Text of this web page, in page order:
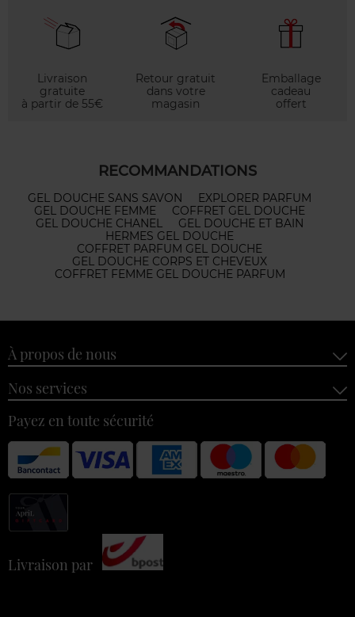
Livraison
gratuite
à partir de 55€
Retour gratuit
dans votre
magasin
Emballage
cadeau
offert
RECOMMANDATIONS
GEL DOUCHE SANS SAVON
EXPLORER PARFUM
GEL DOUCHE FEMME
COFFRET GEL DOUCHE
GEL DOUCHE CHANEL
GEL DOUCHE ET BAIN
HERMES GEL DOUCHE
COFFRET PARFUM GEL DOUCHE
GEL DOUCHE CORPS ET CHEVEUX
COFFRET FEMME GEL DOUCHE PARFUM
À propos de nous
Nos services
Payez en toute sécurité
Livraison par